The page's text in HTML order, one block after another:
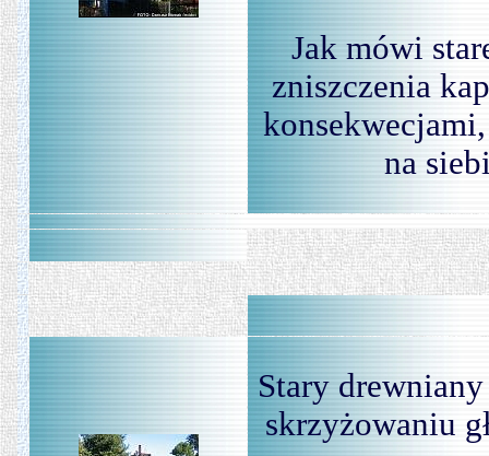
Jak mówi
zniszczenia
na
Stary
skrzyżowaniu